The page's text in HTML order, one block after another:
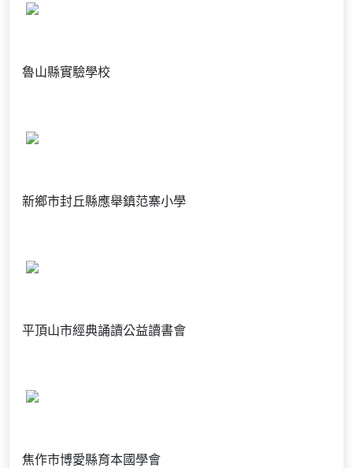
魯山縣實驗學校
新鄉市封丘縣應舉鎮范寨小學
平頂山市經典誦讀公益讀書會
焦作市博愛縣育本國學會